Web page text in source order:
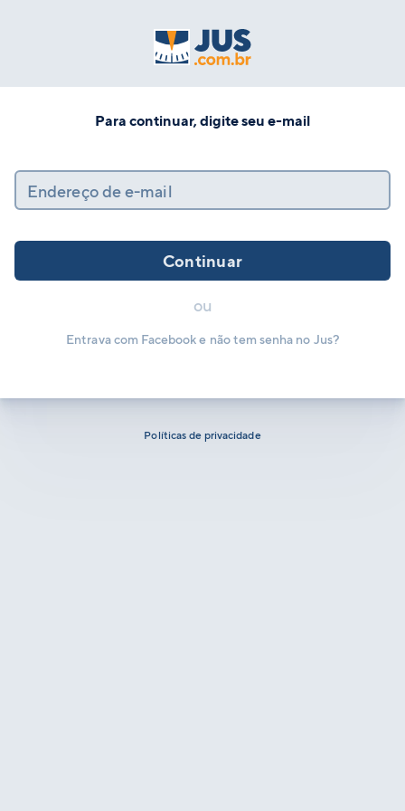
Para continuar, digite seu e-mail
Endereço de e-mail
Continuar
ou
Entrava com Facebook e não tem senha no Jus?
Políticas de privacidade